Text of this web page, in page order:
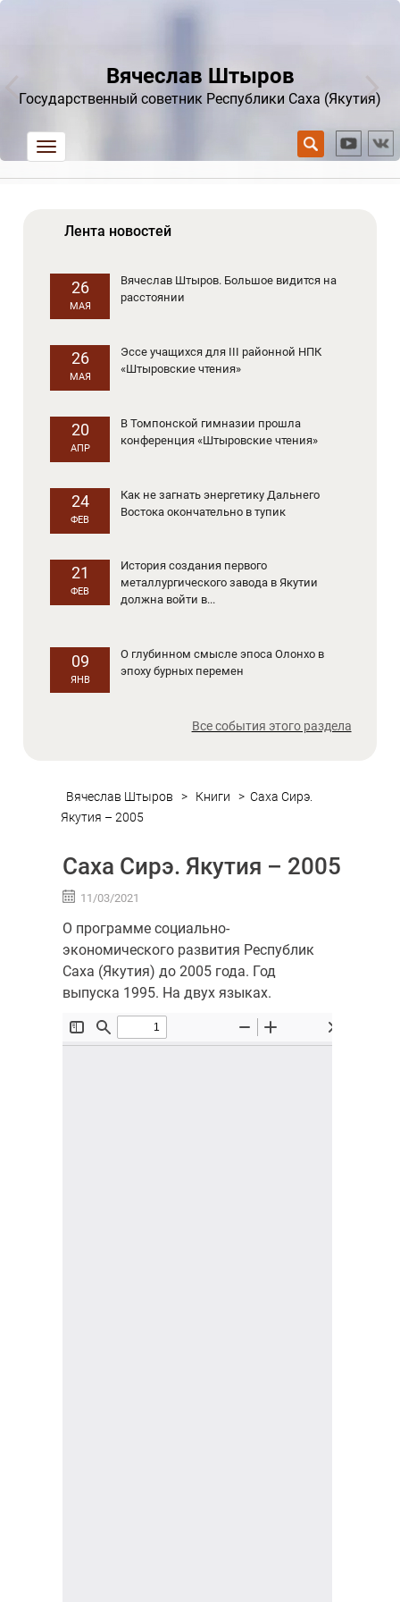
Вячеслав Штыров
Государственный советник Республики Саха (Якутия)
trk
Лента новостей
26
МАЯ
Вячеслав Штыров. Большое видится на
расстоянии
26
МАЯ
Эссе учащихся для III районной НПК
«Штыровские чтения»
20
АПР
В Томпонской гимназии прошла
конференция «Штыровские чтения»
24
ФЕВ
Как не загнать энергетику Дальнего
Востока окончательно в тупик
21
ФЕВ
История создания первого
металлургического завода в Якутии
должна войти в...
09
ЯНВ
О глубинном смысле эпоса Олонхо в
эпоху бурных перемен
Все события этого раздела
Вячеслав Штыров > Книги > Саха Сирэ.
Якутия – 2005
Саха Сирэ. Якутия – 2005
11/03/2021
О программе социально-
экономического развития Республик
Саха (Якутия) до 2005 года. Год
выпуска 1995. На двух языках.